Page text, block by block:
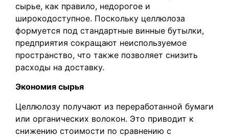
сырье, как правило, недорогое и
широкодоступное. Поскольку целлюлоза
формуется под стандартные винные бутылки,
предприятия сокращают неиспользуемое
пространство, что также позволяет снизить
расходы на доставку.
Экономия сырья
Целлюлозу получают из переработанной бумаги
или органических волокон. Это приводит к
снижению стоимости по сравнению с